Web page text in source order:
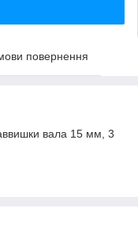
повернення
вала 15 мм, 3